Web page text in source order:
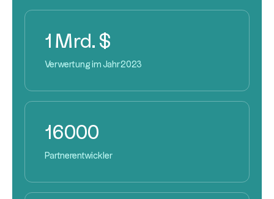
1 Mrd. $
Verwertung im Jahr 2023
16000
Partnerentwickler